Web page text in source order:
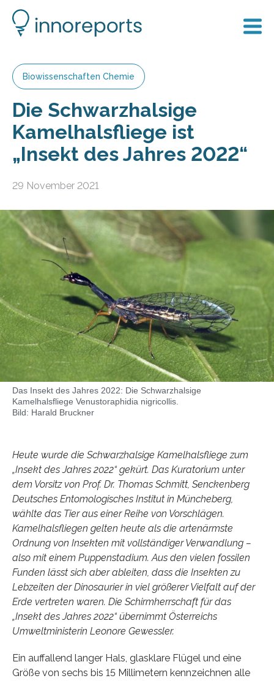
Biowissenschaften Chemie
Die Schwarzhalsige
Kamelhalsfliege ist
„Insekt des Jahres 2022“
29 November 2021
Das Insekt des Jahres 2022: Die Schwarzhalsige
Kamelhalsfliege Venustoraphidia nigricollis.
Bild: Harald Bruckner
Heute wurde die Schwarzhalsige Kamelhalsfliege zum
„Insekt des Jahres 2022“ gekürt. Das Kuratorium unter
dem Vorsitz von Prof. Dr. Thomas Schmitt, Senckenberg
Deutsches Entomologisches Institut in Müncheberg,
wählte das Tier aus einer Reihe von Vorschlägen.
Kamelhalsfliegen gelten heute als die artenärmste
Ordnung von Insekten mit vollständiger Verwandlung –
also mit einem Puppenstadium. Aus den vielen fossilen
Funden lässt sich aber ableiten, dass die Insekten zu
Lebzeiten der Dinosaurier in viel größerer Vielfalt auf der
Erde vertreten waren. Die Schirmherrschaft für das
„Insekt des Jahres 2022“ übernimmt Österreichs
Umweltministerin Leonore Gewessler.
Ein auffallend langer Hals, glasklare Flügel und eine
Größe von sechs bis 15 Millimetern kennzeichnen alle